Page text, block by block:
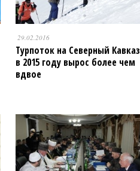
29.02.2016
Турпоток на Северный Кавказ
в 2015 году вырос более чем
вдвое